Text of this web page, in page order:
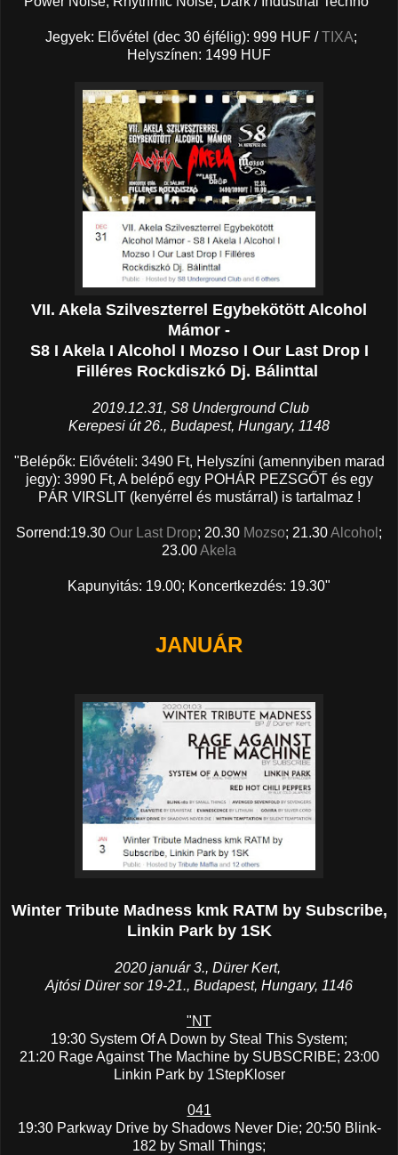
Jegyek: Elővétel (dec 30 éjfélig): 999 HUF /TIXA;
Helyszínen: 1499 HUF
VII. Akela Szilveszterrel Egybekötött Alcohol
Mámor -
S8 I Akela I Alcohol I Mozso I Our Last Drop I
Filléres Rockdiszkó Dj. Bálinttal
2019.12.31, S8 Underground Club
Kerepesi út 26., Budapest, Hungary, 1148
"Belépők: Elővételi: 3490 Ft, Helyszíni (amennyiben marad
jegy): 3990 Ft, A belépő egy POHÁR PEZSGŐT és egy
PÁR VIRSLIT (kenyérrel és mustárral) is tartalmaz !
Sorrend:19.30 Our Last Drop; 20.30 Mozso; 21.30Alcohol ;
23.00Akela
Kapunyitás: 19.00; Koncertkezdés: 19.30"
JANUÁR
Winter Tribute Madness kmk RATM by Subscribe,
Linkin Park by 1SK
2020 január 3., Dürer Kert,
Ajtósi Dürer sor 19-21., Budapest, Hungary, 1146
"NT
19:30 System Of A Down by Steal This System;
21:20 Rage Against The Machine by SUBSCRIBE; 23:00
Linkin Park by 1StepKloser
041
19:30 Parkway Drive by Shadows Never Die; 20:50 Blink-
182 by Small Things;